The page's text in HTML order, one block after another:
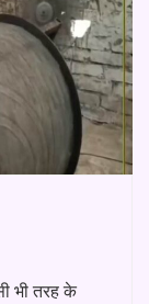
भी तरह के